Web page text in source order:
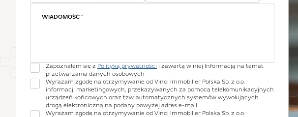
WIADOMOŚĆ *
Zapoznałem się z Polityką prywatności i zawartą w niej Informacją na temat
przetwarzania danych osobowych
Wyrażam zgodę na otrzymywanie od Vinci Immobilier Polska Sp. z o.o.
informacji marketingowych, przekazywanych za pomocą telekomunikacyjnych
urządzeń końcowych oraz tzw. automatycznych systemów wywołujących
drogą elektroniczną na podany powyżej adres e-mail
Wyrażam zgodę na otrzymywanie od Vinci Immobilier Polska Sp. z o.o.